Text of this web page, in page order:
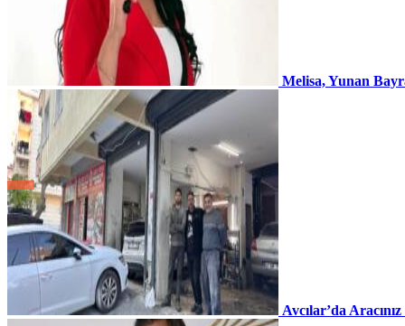
Melisa, Yunan
Avcılar’da